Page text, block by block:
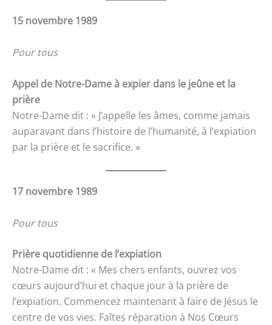
15 novembre 1989
Pour tous
Appel de Notre-Dame à expier dans le jeûne et la
prière
Notre-Dame dit : « J’appelle les âmes, comme jamais
auparavant dans l’histoire de l’humanité, à l’expiation
par la prière et le sacrifice. »
17 novembre 1989
Pour tous
Prière quotidienne de l’expiation
Notre-Dame dit : « Mes chers enfants, ouvrez vos
cœurs aujourd’hui et chaque jour à la prière de
l’expiation. Commencez maintenant à faire de Jésus le
centre de vos vies. Faîtes réparation à Nos Cœurs